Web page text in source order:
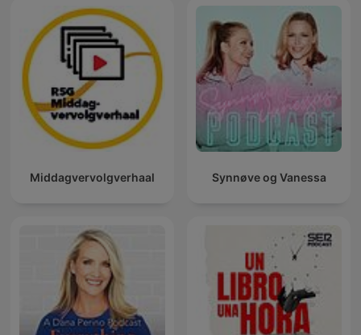
Middagvervolgverhaal Synnøve og Vanessa